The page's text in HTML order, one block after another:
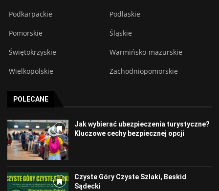
Podkarpackie Podlaskie
Pomorskie Śląskie
Świętokrzyskie Warmińsko-mazurskie
Wielkopolskie Zachodniopomorskie
POLECANE
Jak wybierać ubezpieczenia turystyczne?
Kluczowe cechy bezpiecznej opcji
Czyste Góry Czyste Szlaki, Beskid
Sądecki